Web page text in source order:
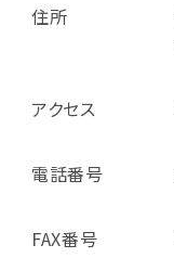
住所
アクセス
電話番号
FAX番号